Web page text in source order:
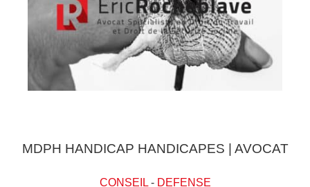
MDPH HANDICAP HANDICAPES | AVOCAT
CONSEIL- DEFENSE